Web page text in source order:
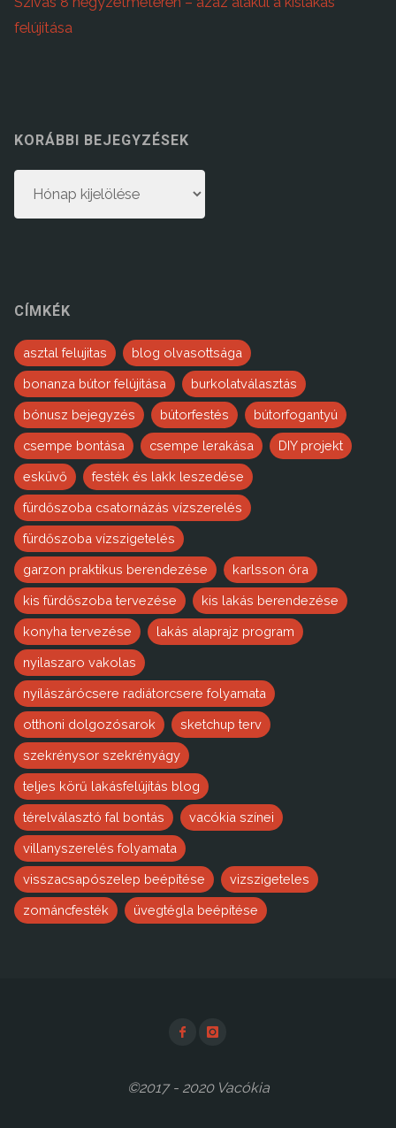
felújítása
KORÁBBI BEJEGYZÉSEK
bejegyzések
CÍMKÉK
asztal felujitas blog olvasottsága
bonanza bútor felújítása burkolatválasztás
bónusz bejegyzés bútorfestés bútorfogantyú
csempe bontása csempe lerakása DIY projekt
esküvő festék és lakk leszedése
fürdőszoba csatornázás vízszerelés
fürdőszoba vízszigetelés
garzon praktikus berendezése karlsson óra
kis fürdőszoba tervezése kis lakás berendezése
konyha tervezése lakás alaprajz program
nyilaszaro vakolas
nyílászárócsere radiátorcsere folyamata
otthoni dolgozósarok sketchup terv
szekrénysor szekrényágy
teljes körű lakásfelújítás blog
térelválasztó fal bontás vacókia színei
villanyszerelés folyamata
visszacsapószelep beépítése vizszigeteles
zománcfesték üvegtégla beépítése
©2017 - 2020 Vacókia